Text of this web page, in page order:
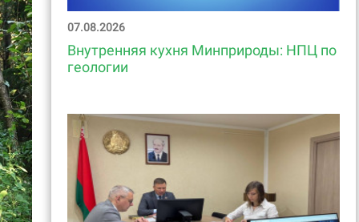
07.08.2026
Внутренняя кухня Минприроды: НПЦ по
геологии